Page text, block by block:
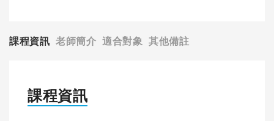
課程資訊 老師簡介 適合對象 其他備註
課程資訊